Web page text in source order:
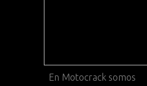
En Motocrack somos